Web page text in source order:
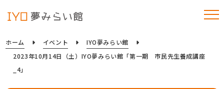
ホーム イベント
IYO夢みらい館
2023年10月14日（土）IYO夢みらい館「第一期 市民先生養成講座
_4」